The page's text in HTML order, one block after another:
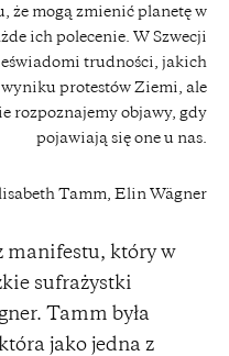
że mogą zmienić planetę w
ich polecenie. W Szwecji
trudności, jakich
protestów Ziemi, ale
rozpoznajemy objawy, gdy
pojawiają się one u nas.
Tamm, Elin Wägner
manifestu, który w
sufrażystki
Tamm była
jako jedna z